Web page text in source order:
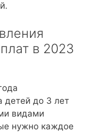
в 2023
детей до 3 лет
видами
нужно каждое